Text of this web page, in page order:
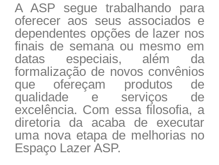
A ASP segue trabalhando para
oferecer aos seus associados e
dependentes opções de lazer nos
finais de semana ou mesmo em
datas especiais, além da
formalização de novos convênios
que ofereçam produtos de
qualidade e serviços de
excelência. Com essa filosofia, a
diretoria da acaba de executar
uma nova etapa de melhorias no
Espaço Lazer ASP.